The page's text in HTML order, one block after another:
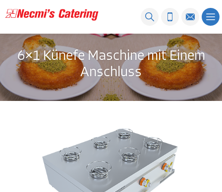
6×1 Künefe Maschine mit Einem
Anschluss